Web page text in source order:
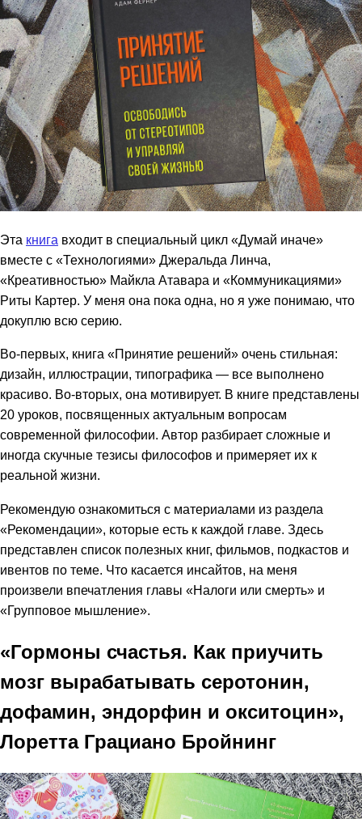
Эта книга входит в специальный цикл «Думай иначе»
вместе с «Технологиями» Джеральда Линча,
«Креативностью» Майкла Атавара и «Коммуникациями»
Риты Картер. У меня она пока одна, но я уже понимаю, что
докуплю всю серию.
Во-первых, книга «Принятие решений» очень стильная:
дизайн, иллюстрации, типографика — все выполнено
красиво. Во-вторых, она мотивирует. В книге представлены
20 уроков, посвященных актуальным вопросам
современной философии. Автор разбирает сложные и
иногда скучные тезисы философов и примеряет их к
реальной жизни.
Рекомендую ознакомиться с материалами из раздела
«Рекомендации», которые есть к каждой главе. Здесь
представлен список полезных книг, фильмов, подкастов и
ивентов по теме. Что касается инсайтов, на меня
произвели впечатления главы «Налоги или смерть» и
«Групповое мышление».
«Гормоны счастья. Как приучить
мозг вырабатывать серотонин,
дофамин, эндорфин и окситоцин»,
Лоретта Грациано Бройнинг